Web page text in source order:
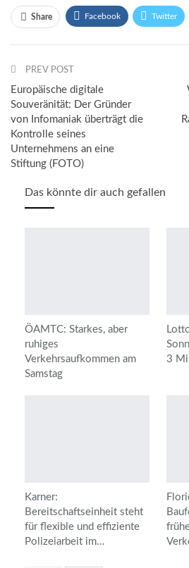
Share Facebook Twitter
Email
PREV POST
Europäische digitale
Souveränität: Der Gründer
von Infomaniak überträgt die
Kontrolle seines
Unternehmens an eine
Stiftung (FOTO)
Das könnte dir auch gefallen
ÖAMTC: Starkes, aber
ruhiges
Verkehrsaufkommen am
Samstag
3
Karner:
Bereitschaftseinheit steht
für flexible und effiziente
Polizeiarbeit im…